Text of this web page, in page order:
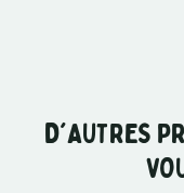
D'AUTRES